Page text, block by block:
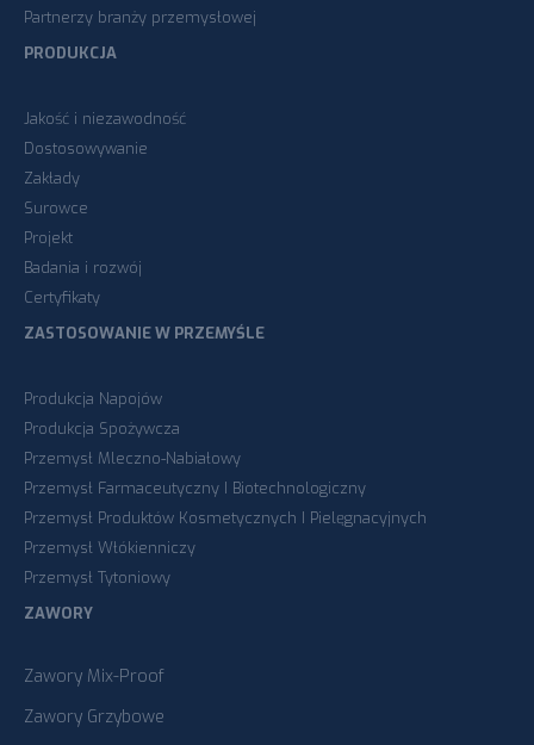
Partnerzy branży przemysłowej
PRODUKCJA
Jakość i niezawodność
Dostosowywanie
Zakłady
Surowce
Projekt
Badania i rozwój
Certyfikaty
ZASTOSOWANIE W PRZEMYŚLE
Produkcja Napojów
Produkcja Spożywcza
Przemysł Mleczno-Nabiałowy
Przemysł Farmaceutyczny I Biotechnologiczny
Przemysł Produktów Kosmetycznych I Pielęgnacyjnych
Przemysł Włókienniczy
Przemysł Tytoniowy
ZAWORY
Zawory Mix-Proof
Zawory Grzybowe